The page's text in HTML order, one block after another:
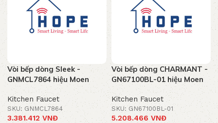
Vòi bếp dòng Sleek -
GNMCL7864 hiệu Moen
Kitchen Faucet
SKU: GNMCL7864
3.381.412VNĐ
Vòi bếp dòng CHARMANT -
GN67100BL-01 hiệu Moen
Kitchen Faucet
SKU: GN67100BL-01
5.208.466 VNĐ